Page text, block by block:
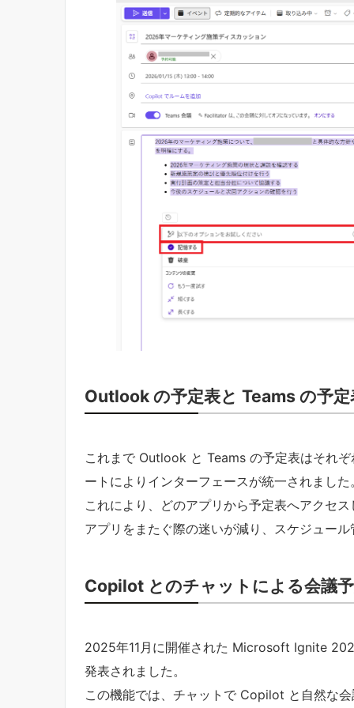
Outlook の予定表と Teams の予定
これまで Outlook と Teams の予定表はそれ
ートによりインターフェースが統一されました
これにより、どのアプリから予定表へアクセ
アプリをまたぐ際の迷いが減り、スケジュー
Copilot とのチャットによる会議
2025年11月に開催された Microsoft Ignite
発表されました。
この機能では、チャットで Copilot と自然な